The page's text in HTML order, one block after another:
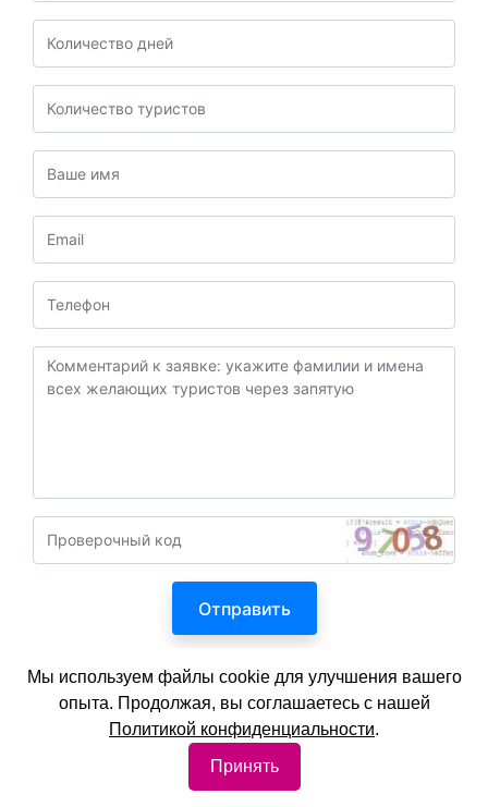
Мы используем файлы cookie для улучшения вашего
опыта. Продолжая, вы соглашаетесь с нашей
Политикой конфиденциальности.
Принять
Нажимая кнопку «Отправить», я
соглашаюсь с
Политикой конфиденциальности